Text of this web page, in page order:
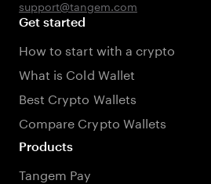
support@tangem.com
Get started
How to start with a crypto
What is Cold Wallet
Best Crypto Wallets
Compare Crypto Wallets
Products
Tangem Pay